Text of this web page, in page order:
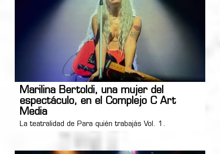
Marilina Bertoldi, una mujer del
espectáculo, en el Complejo C Art
Media
La teatralidad de Para quién trabajás Vol. 1.